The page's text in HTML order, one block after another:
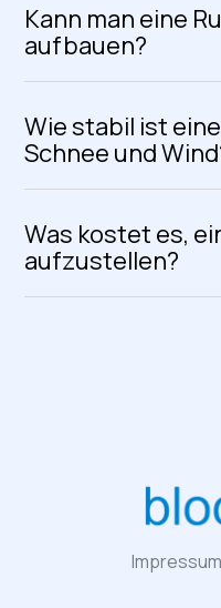
Kann man eine
aufbauen?
Wie stabil ist
Schnee und
Was kostet es,
aufzustellen?
Impressum